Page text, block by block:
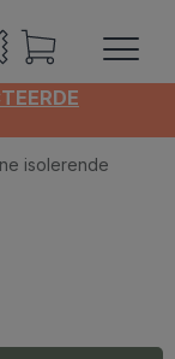
isolerende